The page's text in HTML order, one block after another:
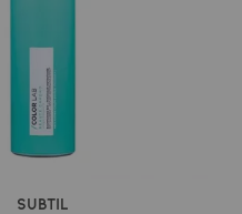
Subtil